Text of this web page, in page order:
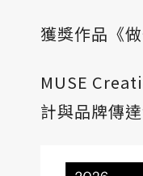
獲獎作品《
MUSE
計與品牌傳